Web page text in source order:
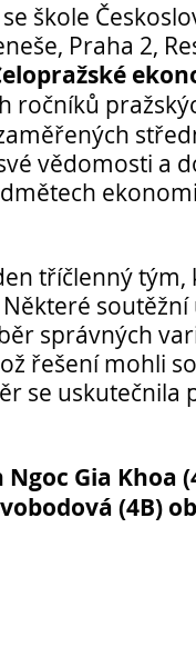
srpen
2026
škole
Praha 2,
ročníků
vědomosti a
tříčlenný tým,
správných
řešení mohli
se uskutečnila
Gia Khoa
(4B)